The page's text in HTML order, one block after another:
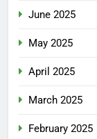
June 2025
May 2025
April 2025
March 2025
February 2025